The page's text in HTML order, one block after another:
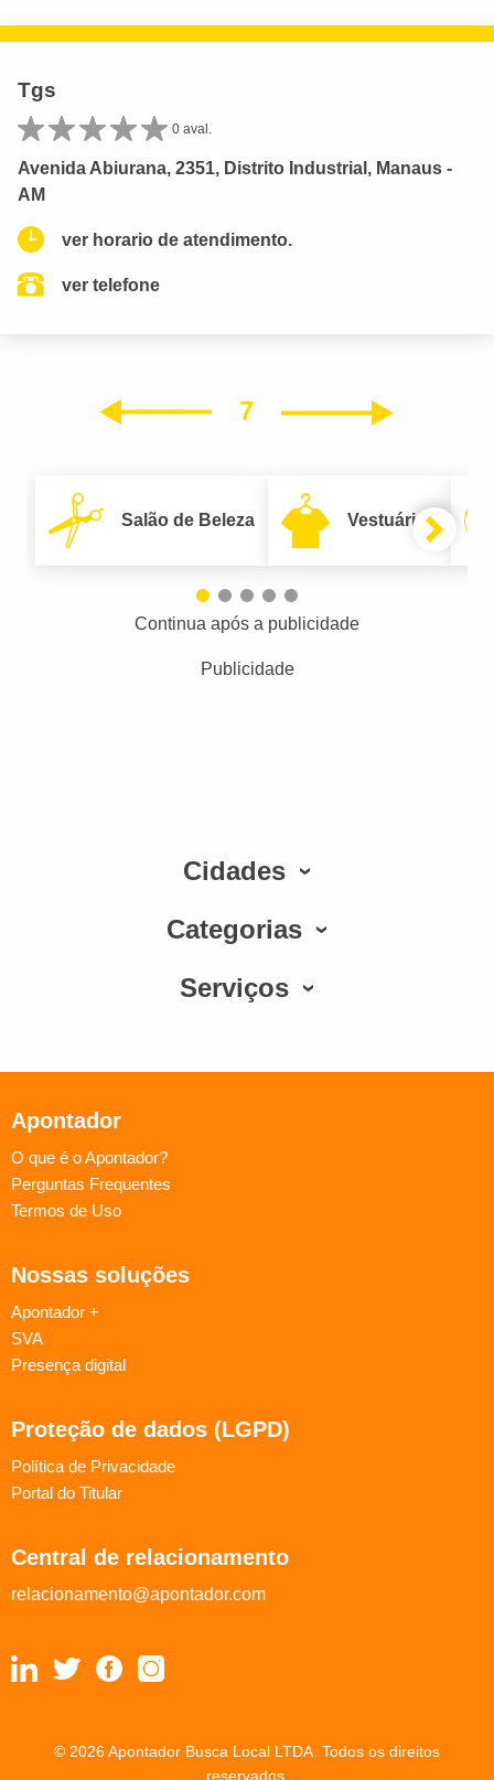
Tgs
0 aval.
Avenida Abiurana, 2351, Distrito Industrial, Manaus -
AM
ver horario de atendimento.
ver telefone
7
Salão de Beleza Vestuário
Continua após a publicidade
Publicidade
Cidades
Categorias
Serviços
Apontador
O que é o Apontador?
Perguntas Frequentes
Termos de Uso
Nossas soluções
Apontador +
SVA
Presença digital
Proteção de dados (LGPD)
Política de Privacidade
Portal do Titular
Central de relacionamento
relacionamento@apontador.com
© 2026 Apontador Busca Local LTDA. Todos os direitos
reservados.